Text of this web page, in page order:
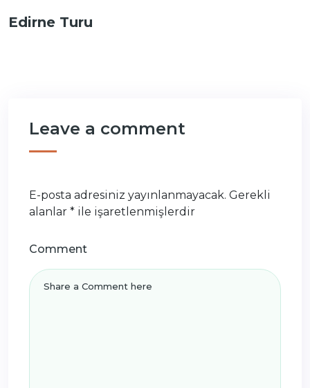
Edirne Turu
Leave a comment
E-posta adresiniz yayınlanmayacak. Gerekli
alanlar * ile işaretlenmişlerdir
Comment